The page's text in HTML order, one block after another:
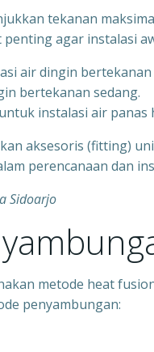
tekanan
agar instalasi
air dingin
bertekanan sedang.
instalasi air panas
aksesoris (fitting)
perencanaan dan
Sidoarjo
metode heat
penyambungan: